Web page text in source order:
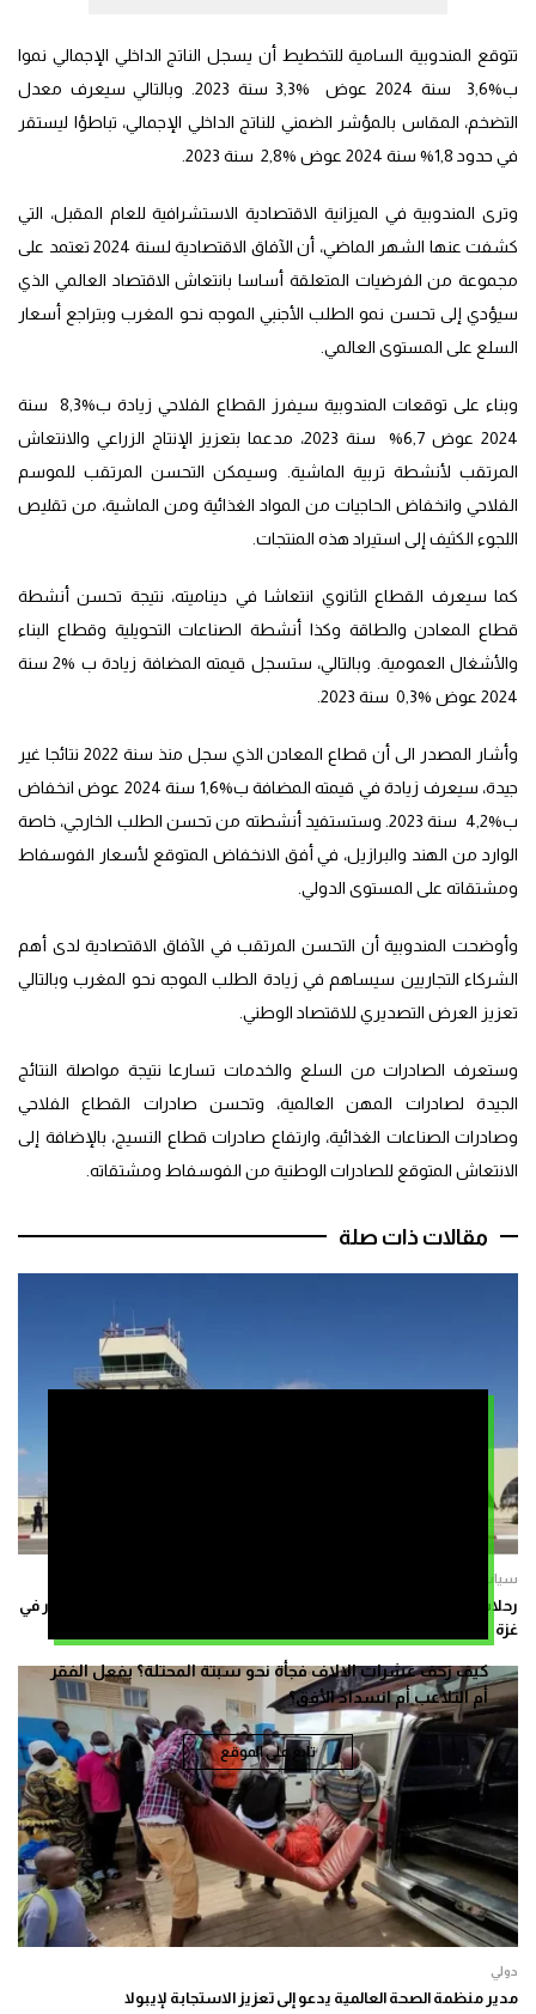
كيف زحف عشرات الالاف فجأة نحو سبتة المحتلة؟ بفعل الفقر
أم التلاعب أم انسداد الأفق؟
تابع على الموقع
تتوقع المندوبية السامية للتخطيط أن يسجل الناتج الداخلي الإجمالي نموا
ب%3,6 سنة 2024 عوض %3,3 سنة 2023. وبالتالي سيعرف معدل
التضخم، المقاس بالمؤشر الضمني للناتج الداخلي الإجمالي، تباطؤا ليستقر
في حدود 1,8% سنة 2024 عوض %2,8 سنة 2023.
وترى المندوبية في الميزانية الاقتصادية الاستشرافية للعام المقبل، التي
كشفت عنها الشهر الماضي، أن الآفاق الاقتصادية لسنة 2024 تعتمد على
مجموعة من الفرضيات المتعلقة أساسا بانتعاش الاقتصاد العالمي الذي
سيؤدي إلى تحسن نمو الطلب الأجنبي الموجه نحو المغرب وبتراجع أسعار
السلع على المستوى العالمي.
وبناء على توقعات المندوبية سيفرز القطاع الفلاحي زيادة ب%8,3 سنة
2024 عوض 6,7% سنة 2023، مدعما بتعزيز الإنتاج الزراعي والانتعاش
المرتقب لأنشطة تربية الماشية. وسيمكن التحسن المرتقب للموسم
الفلاحي وانخفاض الحاجيات من المواد الغذائية ومن الماشية، من تقليص
اللجوء الكثيف إلى استيراد هذه المنتجات.
كما سيعرف القطاع الثانوي انتعاشا في ديناميته، نتيجة تحسن أنشطة
قطاع المعادن والطاقة وكذا أنشطة الصناعات التحويلية وقطاع البناء
والأشغال العمومية. وبالتالي، ستسجل قيمته المضافة زيادة ب %2 سنة
2024 عوض %0,3 سنة 2023.
وأشار المصدر الى أن قطاع المعادن الذي سجل منذ سنة 2022 نتائجا غير
جيدة، سيعرف زيادة في قيمته المضافة ب%1,6 سنة 2024 عوض انخفاض
ب%4,2 سنة 2023. وستستفيد أنشطته من تحسن الطلب الخارجي، خاصة
الوارد من الهند والبرازيل، في أفق الانخفاض المتوقع لأسعار الفوسفاط
ومشتقاته على المستوى الدولي.
وأوضحت المندوبية أن التحسن المرتقب في الآفاق الاقتصادية لدى أهم
الشركاء التجاريين سيساهم في زيادة الطلب الموجه نحو المغرب وبالتالي
تعزيز العرض التصديري للاقتصاد الوطني.
وستعرف الصادرات من السلع والخدمات تسارعا نتيجة مواصلة النتائج
الجيدة لصادرات المهن العالمية، وتحسن صادرات القطاع الفلاحي
وصادرات الصناعات الغذائية، وارتفاع صادرات قطاع النسيج، بالإضافة إلى
الانتعاش المتوقع للصادرات الوطنية من الفوسفاط ومشتقاته.
مقالات ذات صلة
سياسة
رحلات جوية بين تل أبيب وطانطان وتقرير يربطها بالتحضير لقوة الاستقرار في
غزة
دولي
مدير منظمة الصحة العالمية يدعو إلى تعزيز الاستجابة لإيبولا